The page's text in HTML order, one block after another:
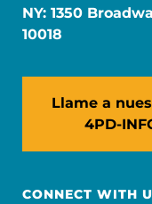
NY: 1350
10018
Llame a
4PD-
CONNECT WITH